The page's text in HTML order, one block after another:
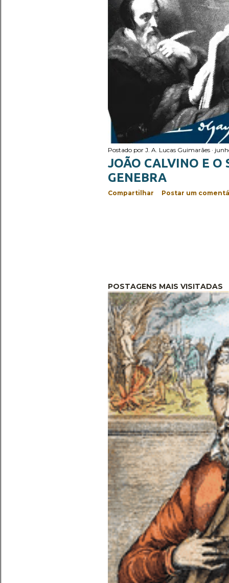
Postado por J. A. Lucas Guimarães
JOÃO CALVINO E O
GENEBRA
Compartilhar Postar um
POSTAGENS MAIS VISITADAS